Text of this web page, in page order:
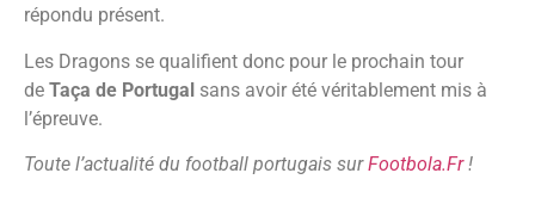
répondu présent.
Les Dragons se qualifient donc pour le prochain tour
de Taça de Portugal sans avoir été véritablement mis à
l’épreuve.
Toute l’actualité du football portugais surFootbola.Fr!